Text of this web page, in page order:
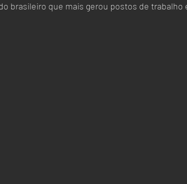
brasileiro que mais gerou postos de trabalho